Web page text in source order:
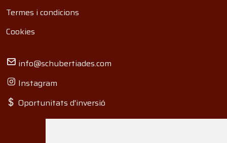
Termes i condicions
Cookies
info@schubertiades.com
Instagram
Oportunitats d'inversió